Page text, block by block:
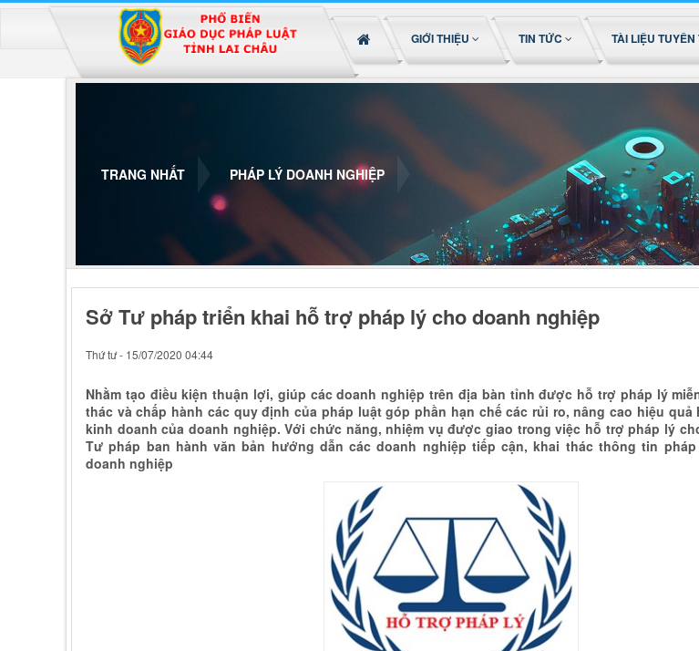
GIỚI THIỆU TIN TỨC TÀI LIỆU TUYÊN
TRANG NHẤT PHÁP LÝ DOANH NGHIỆP
Sở Tư pháp triển khai hỗ trợ pháp lý cho doanh nghiệp
Thứ tư - 15/07/2020 04:44
Nhằm tạo điều kiện thuận lợi, giúp các doanh nghiệp trên địa bàn tỉnh được hỗ trợ pháp lý
thác và chấp hành các quy định của pháp luật góp phần hạn chế các rủi ro, nâng cao hiệu
kinh doanh của doanh nghiệp. Với chức năng, nhiệm vụ được giao trong việc hỗ trợ pháp lý
Tư pháp ban hành văn bản hướng dẫn các doanh nghiệp tiếp cận, khai thác thông tin
doanh nghiệp
Đã kết nối EMC